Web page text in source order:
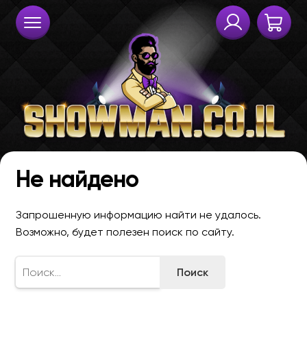
Не найдено
Запрошенную информацию найти не удалось.
Возможно, будет полезен поиск по сайту.